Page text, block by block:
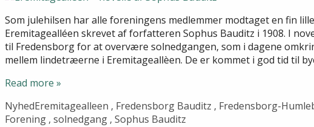
Som julehilsen har alle foreningens medlemmer modtaget en fin
Eremitagealléen skrevet af forfatteren Sophus Bauditz i 1908. I
til Fredensborg for at overvære solnedgangen, som i dagene
mellem lindetræerne i Eremitageallèen. De er kommet i god tid til
Read more »
NyhedEremitagealleen , Fredensborg Bauditz , Fredensborg-
Forening , solnedgang , Sophus Bauditz